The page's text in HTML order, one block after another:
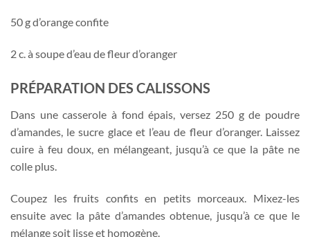
50 g d’orange confite
2 c. à soupe d’eau de fleur d’oranger
PRÉPARATION DES CALISSONS
Dans une casserole à fond épais, versez 250 g de poudre
d’amandes, le sucre glace et l’eau de fleur d’oranger. Laissez
cuire à feu doux, en mélangeant, jusqu’à ce que la pâte ne
colle plus.
Coupez les fruits confits en petits morceaux. Mixez-les
ensuite avec la pâte d’amandes obtenue, jusqu’à ce que le
mélange soit lisse et homogène.